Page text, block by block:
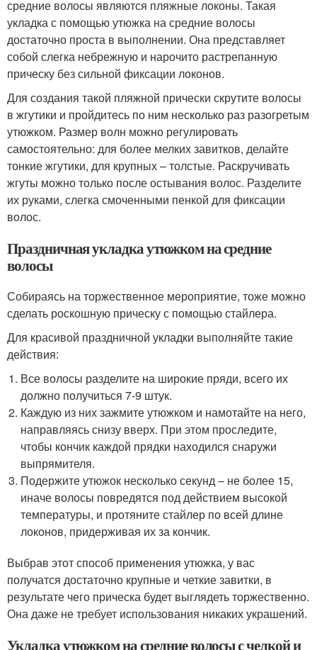
средние волосы являются пляжные локоны. Такая
укладка с помощью утюжка на средние волосы
достаточно проста в выполнении. Она представляет
собой слегка небрежную и нарочито растрепанную
прическу без сильной фиксации локонов.
Для создания такой пляжной прически скрутите волосы
в жгутики и пройдитесь по ним несколько раз разогретым
утюжком. Размер волн можно регулировать
самостоятельно: для более мелких завитков, делайте
тонкие жгутики, для крупных – толстые. Раскручивать
жгуты можно только после остывания волос. Разделите
их руками, слегка смоченными пенкой для фиксации
волос.
Праздничная укладка утюжком на средние
волосы
Собираясь на торжественное мероприятие, тоже можно
сделать роскошную прическу с помощью стайлера.
Для красивой праздничной укладки выполняйте такие
действия:
Все волосы разделите на широкие пряди, всего их
должно получиться 7-9 штук.
Каждую из них зажмите утюжком и намотайте на него,
направляясь снизу вверх. При этом проследите,
чтобы кончик каждой прядки находился снаружи
выпрямителя.
Подержите утюжок несколько секунд – не более 15,
иначе волосы повредятся под действием высокой
температуры, и протяните стайлер по всей длине
локонов, придерживая их за кончик.
Выбрав этот способ применения утюжка, у вас
получатся достаточно крупные и четкие завитки, в
результате чего прическа будет выглядеть торжественно.
Она даже не требует использования никаких украшений.
Укладка утюжком на средние волосы с челкой и